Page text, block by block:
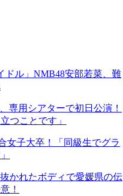
ドル」NMB48安部若菜、難
専用シアターで初日公演！
つことです」
女子大卒！「同級生でグラ
かれたボディで愛媛県の伝
！